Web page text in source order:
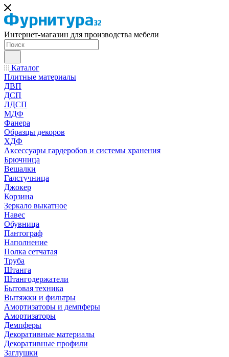
Интернет-магазин для производства мебели
Каталог
Плитные материалы
ДВП
ДСП
ЛДСП
МДФ
Фанера
Образцы декоров
ХДФ
Аксессуары гардеробов и системы хранения
Брючница
Вешалки
Галстучница
Джокер
Корзина
Зеркало выкатное
Навес
Обувница
Пантограф
Наполнение
Полка сетчатая
Труба
Штанга
Штангодержатели
Бытовая техника
Вытяжки и фильтры
Амортизаторы и демпферы
Амортизаторы
Демпферы
Декоративные материалы
Декоративные профили
Заглушки